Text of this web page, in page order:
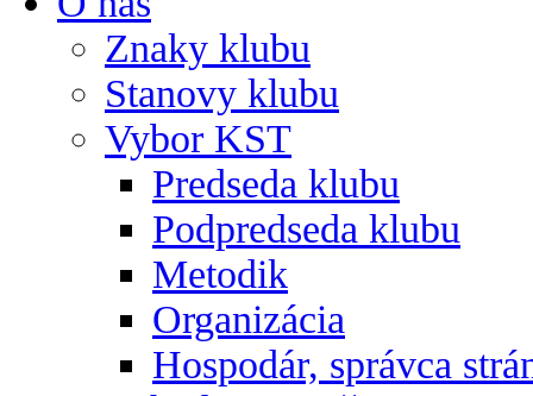
Znaky klubu
Stanovy klubu
Vybor KST
Predseda klubu
Podpredseda klubu
Metodik
Organizácia
Hospodár, správca